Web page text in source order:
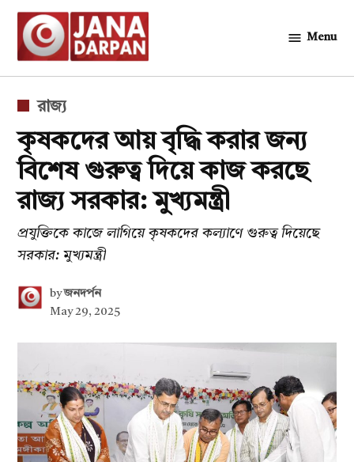
Skip
content
Menu
POSTED
রাজ্য
কৃষকদের আয় বৃদ্ধি করার জন্য
বিশেষ গুরুত্ব দিয়ে কাজ করছে
রাজ্য সরকার: মুখ্যমন্ত্রী
প্রযুক্তিকে কাজে লাগিয়ে কৃষকদের কল্যাণে গুরুত্ব দিয়েছে
সরকার: মুখ্যমন্ত্রী
by জনদর্পন
May 29, 2025